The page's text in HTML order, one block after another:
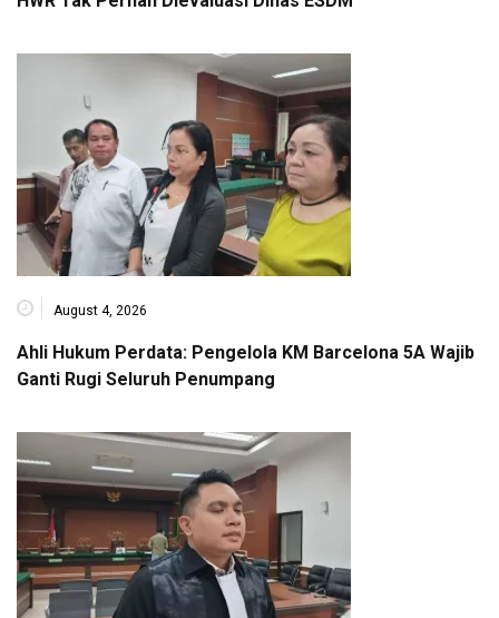
August 4, 2026
Ahli Hukum Perdata: Pengelola KM Barcelona 5A Wajib
Ganti Rugi Seluruh Penumpang